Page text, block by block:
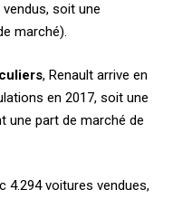
soit une
marché).
, Renault arrive en
en 2017, soit une
une part de marché de
4.294 voitures vendues,